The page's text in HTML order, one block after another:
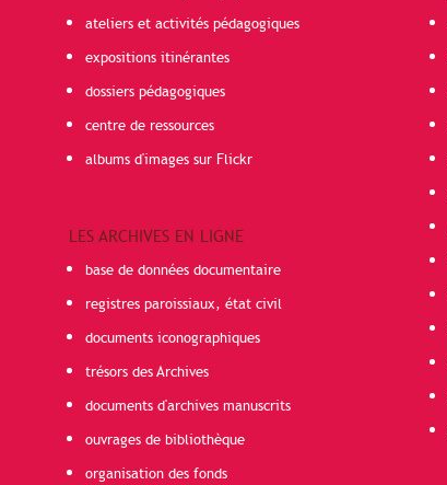
ateliers et activités pédagogiques
expositions itinérantes
dossiers pédagogiques
centre de ressources
albums d'images sur Flickr
LES ARCHIVES EN LIGNE
base de données documentaire
registres paroissiaux, état civil
documents iconographiques
trésors des Archives
documents d'archives manuscrits
ouvrages de bibliothèque
organisation des fonds